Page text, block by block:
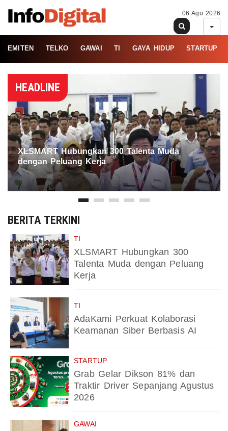
06 Agu 2026
EMITEN TELKO GAWAI TI GAYA HIDUP STARTUP
HEADLINE
XLSMART Hubungkan 300 Talenta Muda
dengan Peluang Kerja
BERITA TERKINI
TI
XLSMART Hubungkan 300
Talenta Muda dengan Peluang
Kerja
TI
AdaKami Perkuat Kolaborasi
Keamanan Siber Berbasis AI
STARTUP
Grab Gelar Dikson 81% dan
Traktir Driver Sepanjang Agustus
2026
GAWAI